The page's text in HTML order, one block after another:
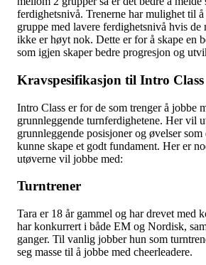
ferdighetsnivå. Trenerne har mulighet til
gruppe med lavere ferdighetsnivå hvis de
ikke er høyt nok. Dette er for å skape en
som igjen skaper bedre progresjon og
Kravspesifikasjon til Intro Class
Intro Class er for de som trenger å jobbe
grunnleggende turnferdighetene. Her vil
grunnleggende posisjoner og øvelser
kunne skape et godt fundament. Her er
utøverne vil jobbe med:
Turntrener
Tara er 18 år gammel og har drevet med
har konkurrert i både EM og Nordisk,
ganger. Til vanlig jobber hun som
seg masse til å jobbe med cheerleadere.